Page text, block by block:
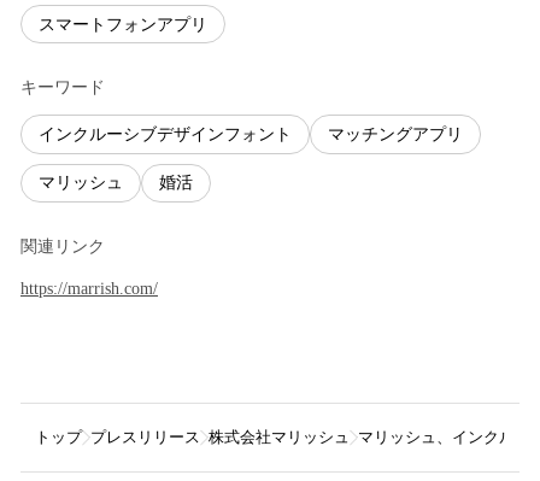
スマートフォンアプリ
キーワード
インクルーシブデザインフォント マッチングアプリ
マリッシュ 婚活
関連リンク
https://marrish.com/
トップ プレスリリース 株式会社マリッシュ マリッシュ、インクルー